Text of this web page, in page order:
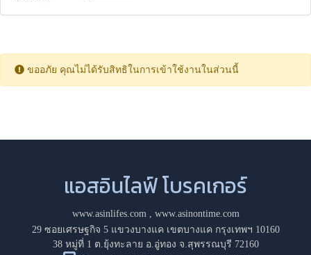
ขออภัย คุณไม่ได้รับสิทธิในการเข้าใช้งานในส่วนนี้
แอสอินไลฟ์ โบรคเกอร์
www.asinlifes.com, www.asinontime.com
29 ซอยเศรษฐกิจ 5 แขวงบางแค เขตบางแค กรุงเทพฯ 10160
38 หมู่ที่ 1 ต.ยุ้งทะลาย อ.อู่ทอง จ.สุพรรณบุรี 72160